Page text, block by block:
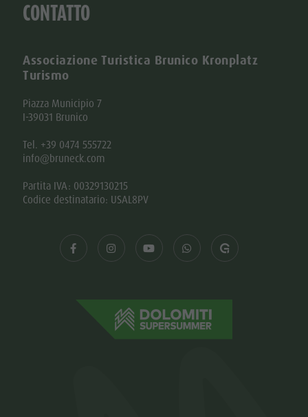
CONTATTO
Associazione Turistica Brunico Kronplatz
Turismo
Piazza Municipio 7
I-39031 Brunico
Tel. +39 0474 555722
info@bruneck.com
Partita IVA: 00329130215
Codice destinatario: USAL8PV